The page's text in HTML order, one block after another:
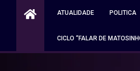
ATUALIDADE POLITICA
CICLO “FALAR DE